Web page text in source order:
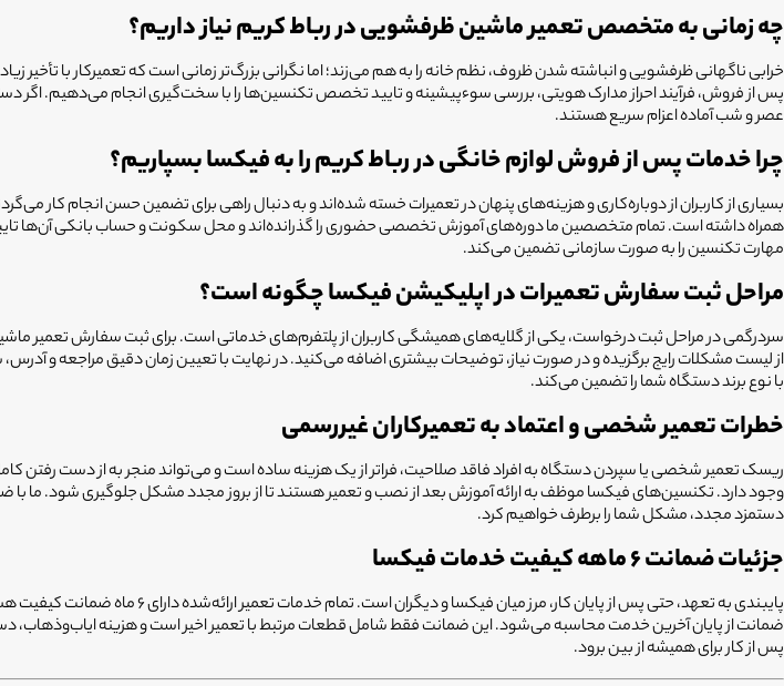
چه زمانی به متخصص تعمیر ماشین ظرفشویی در رباط کریم نیاز داریم؟
پس از فروش، فرآیند احراز مدارک هویتی، بررسی سوءپیشینه و تایید تخصص تکنسین‌ها را با سخت‌گیری انجام می‌دهیم. اگر
عصر و شب آماده اعزام سریع هستند.
چرا خدمات پس از فروش لوازم خانگی در رباط کریمرا به فیکسا بسپاریم؟
بسیاری از کاربران از دوباره‌کاری و هزینه‌های پنهان در تعمیرات خسته شده‌اند و به دنبال راهی برای تضمین حسن انجام کار
مهارت تکنسین را به صورت سازمانی تضمین می‌کند.
مراحل ثبت سفارش تعمیرات در اپلیکیشن فیکسا چگونه است؟
سردرگمی در مراحل ثبت درخواست، یکی از گلایه‌های همیشگی کاربران از پلتفرم‌های خدماتی است. برای ثبت سفارش تعمیر
از لیست مشکلات رایج برگزیده و در صورت نیاز، توضیحات بیشتری اضافه می‌کنید. در نهایت با تعیین زمان دقیق مراجعه و
با نوع برند دستگاه شما را تضمین می‌کند.
خطرات تعمیر شخصی و اعتماد به تعمیرکاران غیررسمی
ریسک تعمیر شخصی یا سپردن دستگاه به افراد فاقد صلاحیت، فراتر از یک هزینه ساده است و می‌تواند منجر به از دست
دستمزد مجدد، مشکل شما را برطرف خواهیم کرد.
جزئیات ضمانت ۶ ماهه کیفیت خدمات فیکسا
پایبندی به تعهد، حتی پس از پایان
ضمانت از پایان آخرین خدمت محاسبه می‌شود. این ضمانت فقط شامل قطعات مرتبط با تعمیر اخیر است و هزینه
پس از کار برای همیشه از بین برود.